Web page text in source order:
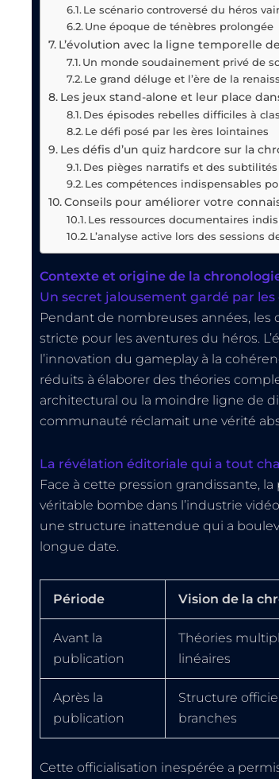
Le scénario controversé du héros
Une époque de ténèbres prolongée
L’évolution avec la ligne temporelle
Un monde soudainement privé de
Le grand déluge et l’ère de la
Les jeux stand-alone et leur place
Des épisodes rebelles difficiles à
Le défi posé par les ères lointaines
Les défis d’un quiz hardcore sur la
Des pièges narratifs et des
Les compétences indispensables
Conseils pour améliorer votre
Les ressources documentaires
L’analyse active lors des sessions
Contexte et origine de la
Un secret jalousement gardé par
Pendant de nombreuses années,
stricte pour les aventures du héros.
l’innovation du gameplay à la
réduits à élaborer des théories
architectural ou la moindre ligne de
communauté réclamait une vérité
La révélation éditoriale qui a tout
Face à cette pression grandissante,
véritable bombe dans l’industrie
une structure inattendue qui a
longue date.
Période Vision de la
Avant la
publication
Théories
linéaires
Après la
publication
Structure
branches
Cette officialisation inespérée a